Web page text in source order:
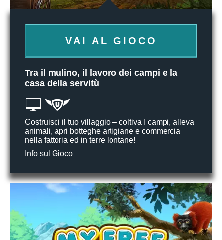
VAI AL GIOCO
Tra il mulino, il lavoro dei campi e la
casa della servitù
Costruisci il tuo villaggio – coltiva I campi, alleva
animali, apri botteghe artigiane e commercia
nella fattoria ed in terre lontane!
Info sul Gioco